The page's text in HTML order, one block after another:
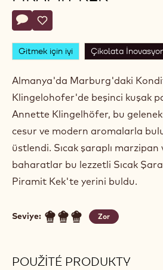
Actions
Yorum yaz
- Sıcak şaraplı baharatlı piramit
Kaydet
- Sıcak şaraplı baharatlı
Gitmek için iyi Çikolata
Almanya'da Marburg'daki
Klingelohofer'de beşinci kuşak
Annette Klingelhöfer, bu
cesur ve modern aromalarla
üstlendi. Sıcak şaraplı marzipan
baharatlar bu lezzetli Sıcak
Piramit Kek'te yerini buldu.
Seviye: Zor
POUŽITÉ PRODUKTY